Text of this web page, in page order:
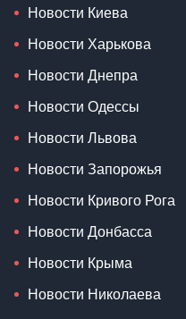
Новости Киева
Новости Харькова
Новости Днепра
Новости Одессы
Новости Львова
Новости Запорожья
Новости Кривого Рога
Новости Донбасса
Новости Крыма
Новости Николаева